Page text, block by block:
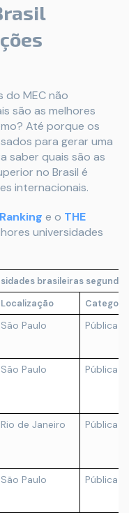
do MEC não
são as melhores
Até porque os
para gerar uma
saber quais são as
no Brasil é
internacionais.
e o THE
universidades
brasileiras segundo
Localização
São Paulo Pública
São Paulo Pública
Rio de Janeiro Pública
São Paulo Pública